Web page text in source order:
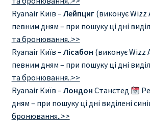
ПРАВИЛА RYANAIR В АЭРОПОРТУ
ПРАВИЛА ПРОВОЗА БАГАЖА
ПУТЕШЕСТВИЕ С ДЕТЬМИ И
РЕЙСАМИ RYANAIR
РЕГИСТРАЦИЯ НА РЕЙС И
Ryanair Київ – Лейпциг(виконує Wizz
певним дням – при пошуку ці дні
та бронювання..>>
Ryanair Київ – Лісабон (виконує Wizz
певним дням – при пошуку ці дні
та бронювання..>>
Ryanair Київ – Лондон Станстед
дням – при пошуку ці дні виділені
бронювання..>>